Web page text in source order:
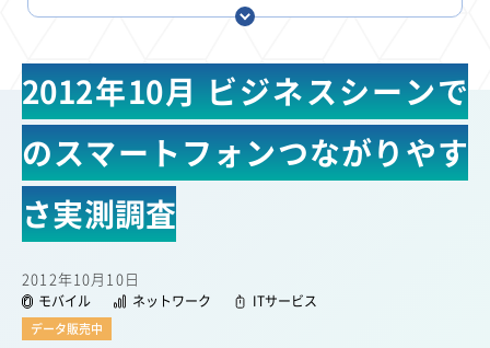
スマートデバイス 68 通信速度 65 ビジネス 63 4Ｇ 59
アプリ 51 つながりやすさ 51 電波状況 49 ドコモ 48
タブレット 38 インターネット 36 ビジネスシーン 31
混雑環境 31 MVNO 28 SIM 27 電波 27 全国 24 楽天モバイル 22
22
電車 17 料金 16 所有状況
公衆無線LAN 11 格安 キャッシュレス決済
待ち合わせ場所
2012年10月 ビジネスシーンで
のスマートフォンつながりやす
さ実測調査
2012年10月10日
モバイル ネットワーク ITサービス
データ販売中